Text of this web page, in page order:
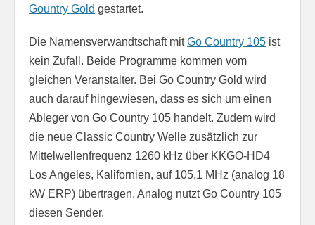
Gountry Gold gestartet.
Die Namensverwandtschaft mitGo Country 105 ist
kein Zufall. Beide Programme kommen vom
gleichen Veranstalter. Bei Go Country Gold wird
auch darauf hingewiesen, dass es sich um einen
Ableger von Go Country 105 handelt. Zudem wird
die neue Classic Country Welle zusätzlich zur
Mittelwellenfrequenz 1260 kHz über KKGO-HD4
Los Angeles, Kalifornien, auf 105,1 MHz (analog 18
kW ERP) übertragen. Analog nutzt Go Country 105
diesen Sender.